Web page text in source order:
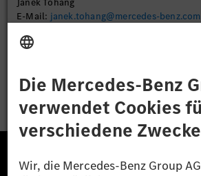
E-Mail: janek.tohang@mercedes-benz.com